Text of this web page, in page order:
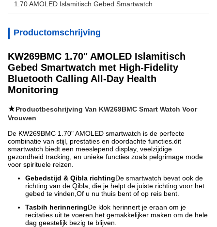
1.70 AMOLED Islamitisch Gebed Smartwatch
Productomschrijving
KW269BMC 1.70" AMOLED Islamitisch
Gebed Smartwatch met High-Fidelity
Bluetooth Calling All-Day Health
Monitoring
★Productbeschrijving Van KW269BMC Smart Watch Voor
Vrouwen
De KW269BMC 1.70" AMOLED smartwatch is de perfecte
combinatie van stijl, prestaties en doordachte functies.dit
smartwatch biedt een meeslepend display, veelzijdige
gezondheid tracking, en unieke functies zoals pelgrimage mode
voor spirituele reizen.
Gebedstijd & Qibla richtingDe smartwatch bevat ook de
richting van de Qibla, die je helpt de juiste richting voor het
gebed te vinden,Of u nu thuis bent of op reis bent.
Tasbih herinneringDe klok herinnert je eraan om je
recitaties uit te voeren.het gemakkelijker maken om de hele
dag geestelijk bezig te blijven.